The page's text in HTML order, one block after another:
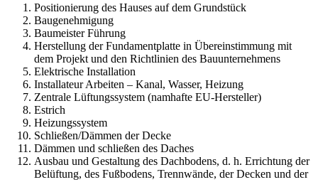
Positionierung des Hauses auf dem Grundstück
Baugenehmigung
Baumeister Führung
Herstellung der Fundamentplatte in Übereinstimmung mit
dem Projekt und den Richtlinien des Bauunternehmens
Elektrische Installation
Installateur Arbeiten – Kanal, Wasser, Heizung
Zentrale Lüftungssystem (namhafte EU-Hersteller)
Estrich
Heizungssystem
Schließen/Dämmen der Decke
Dämmen und schließen des Daches
Ausbau und Gestaltung des Dachbodens, d. h. Errichtung der
Belüftung, des Fußbodens, Trennwände, der Decken und der